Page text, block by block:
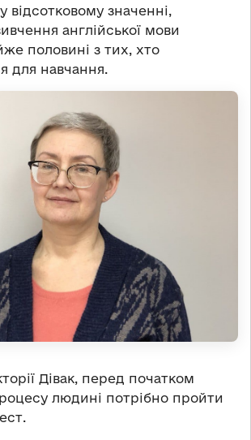
значенні,
англійської мови
половині з тих, хто
для навчання.
Дівак, перед початком
людині потрібно пройти